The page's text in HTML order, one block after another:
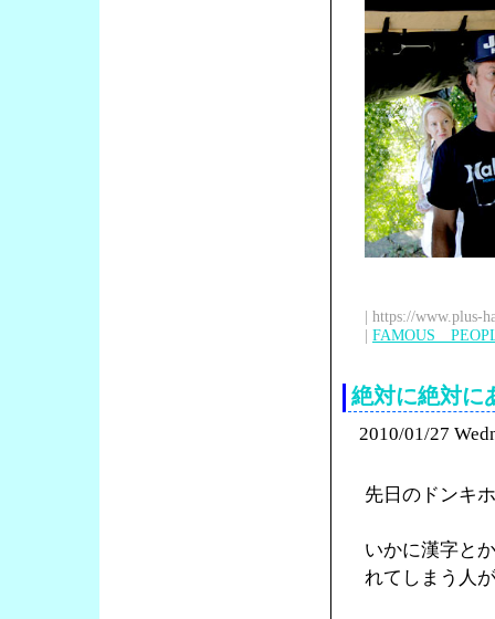
| https://www.plus-
| FAMOUS
絶対に絶対に
2010/01/27
先日のドンキ
いかに漢字と
れてしまう人